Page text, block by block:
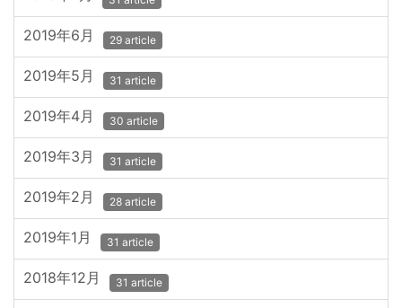
2019年6月 29 article
2019年5月 31 article
2019年4月 30 article
2019年3月 31 article
2019年2月 28 article
2019年1月 31 article
2018年12月 31 article